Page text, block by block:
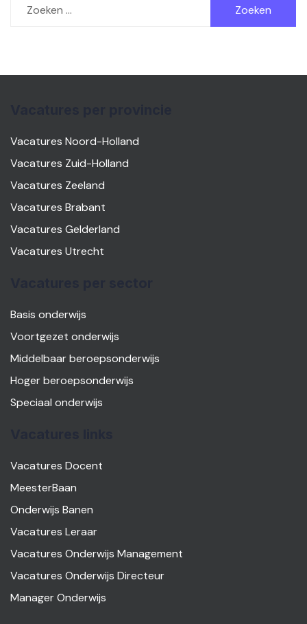
naar:
Vacatures Noord-Holland
Vacatures Zuid-Holland
Vacatures Zeeland
Vacatures Brabant
Vacatures Gelderland
Vacatures Utrecht
Basis onderwijs
Voortgezet onderwijs
Middelbaar beroepsonderwijs
Hoger beroepsonderwijs
Speciaal onderwijs
Vacatures Docent
MeesterBaan
Onderwijs Banen
Vacatures Leraar
Vacatures Onderwijs Management
Vacatures Onderwijs Directeur
Manager Onderwijs